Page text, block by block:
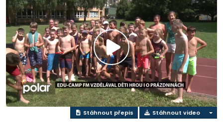
Přehrát
video
Stáhnout přepis Stáhnout video